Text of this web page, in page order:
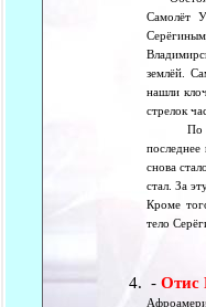
Самолёт
землёй.
нашли
стрелок
По
снова
стал. За
Кроме
тело
-Отис